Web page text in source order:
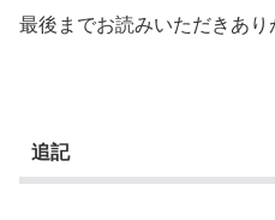
最後までお読みいただきあり
追記